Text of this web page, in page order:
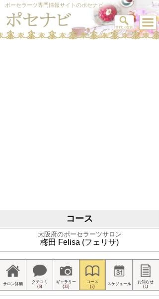
ポーセラーツ専門情報サイトのポセナビ
コース
大阪府のポーセラーツサロン
梅田 Felisa (フェリサ)
サロン詳細
クチコミ
(6)
ギャラリー
(12)
コース
(3)
スケジュール
お知らせ
(1)